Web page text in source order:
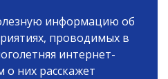
информацию об
проводимых в
интернет-
о них расскажет